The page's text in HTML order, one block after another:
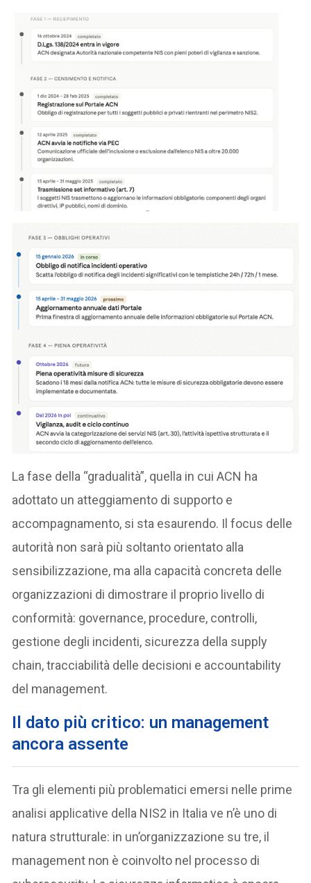
La fase della “gradualità”, quella in cui ACN ha
adottato un atteggiamento di supporto e
accompagnamento, si sta esaurendo. Il focus delle
autorità non sarà più soltanto orientato alla
sensibilizzazione, ma alla capacità concreta delle
organizzazioni di dimostrare il proprio livello di
conformità: governance, procedure, controlli,
gestione degli incidenti, sicurezza della supply
chain, tracciabilità delle decisioni e accountability
del management.
Il dato più critico: un management
ancora assente
Tra gli elementi più problematici emersi nelle prime
analisi applicative della NIS2 in Italia ve n’è uno di
natura strutturale: in un’organizzazione su tre, il
management non è coinvolto nel processo di